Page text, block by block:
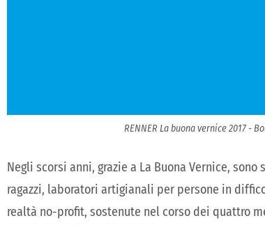
RENNER La buona vernice 2017 -
Negli scorsi anni, grazie a La Buona Vernice,
ragazzi, laboratori artigianali per persone in
realtà no-profit, sostenute nel corso dei quattro